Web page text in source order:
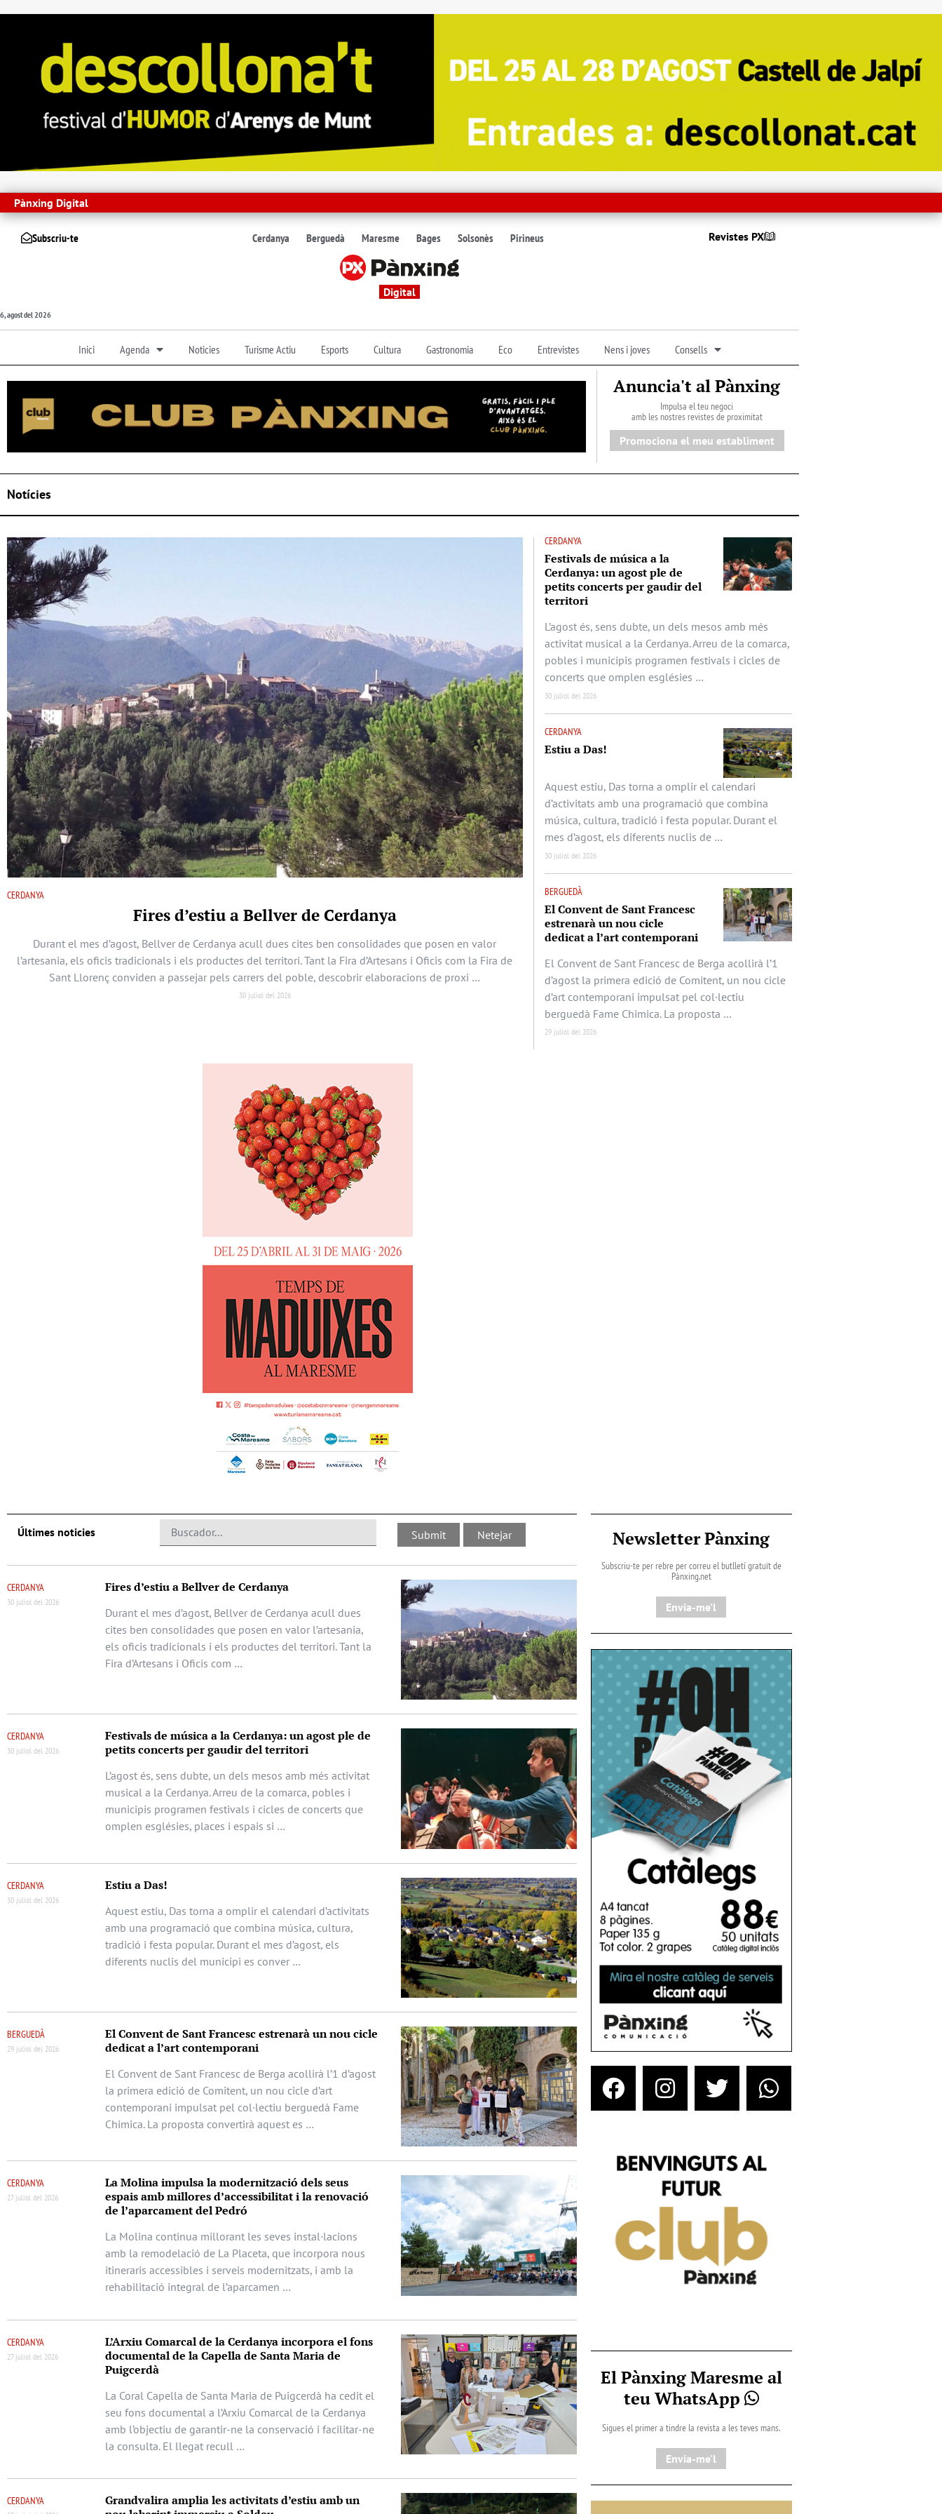
Pànxing Digital
Subscriu-te Cerdanya Berguedà Maresme Bages Solsonès Pirineus Revistes PX
Digital
6, agost del 2026
Inici Agenda Noticies Turisme Actiu Esports Cultura Gastronomia Eco Entrevistes Nens i joves Consells
Anuncia't al Pànxing
Impulsa el teu negoci
amb les nostres revistes de proximitat
Promociona el meu establiment
Notícies
CERDANYA
Fires d’estiu a Bellver de Cerdanya
Durant el mes d’agost, Bellver de Cerdanya acull dues cites ben consolidades que posen en valor
l’artesania, els oficis tradicionals i els productes del territori. Tant la Fira d’Artesans i Oficis com la Fira de
Sant Llorenç conviden a passejar pels carrers del poble, descobrir elaboracions de proxi …
30 juliol del 2026
CERDANYA
Festivals de música a la
Cerdanya: un agost ple de
petits concerts per gaudir del
territori
L’agost és, sens dubte, un dels mesos amb més
activitat musical a la Cerdanya. Arreu de la comarca,
pobles i municipis programen festivals i cicles de
concerts que omplen esglésies …
30 juliol del 2026
CERDANYA
Estiu a Das!
Aquest estiu, Das torna a omplir el calendari
d’activitats amb una programació que combina
música, cultura, tradició i festa popular. Durant el
mes d’agost, els diferents nuclis de …
30 juliol del 2026
BERGUEDÀ
El Convent de Sant Francesc
estrenarà un nou cicle
dedicat a l’art contemporani
El Convent de Sant Francesc de Berga acollirà l’1
d’agost la primera edició de Comitent, un nou cicle
d’art contemporani impulsat pel col·lectiu
berguedà Fame Chimica. La proposta …
29 juliol del 2026
Últimes noticies
CERDANYA
30 juliol del 2026
Fires d’estiu a Bellver de Cerdanya
Durant el mes d’agost, Bellver de Cerdanya acull dues
cites ben consolidades que posen en valor l’artesania,
els oficis tradicionals i els productes del territori. Tant la
Fira d’Artesans i Oficis com …
CERDANYA
30 juliol del 2026
Festivals de música a la Cerdanya: un agost ple de
petits concerts per gaudir del territori
L’agost és, sens dubte, un dels mesos amb més activitat
musical a la Cerdanya. Arreu de la comarca, pobles i
municipis programen festivals i cicles de concerts que
omplen esglésies, places i espais si …
CERDANYA
30 juliol del 2026
Estiu a Das!
Aquest estiu, Das torna a omplir el calendari d’activitats
amb una programació que combina música, cultura,
tradició i festa popular. Durant el mes d’agost, els
diferents nuclis del municipi es conver …
BERGUEDÀ
29 juliol del 2026
El Convent de Sant Francesc estrenarà un nou cicle
dedicat a l’art contemporani
El Convent de Sant Francesc de Berga acollirà l’1 d’agost
la primera edició de Comitent, un nou cicle d’art
contemporani impulsat pel col·lectiu berguedà Fame
Chimica. La proposta convertirà aquest es …
CERDANYA
27 juliol del 2026
La Molina impulsa la modernització dels seus
espais amb millores d’accessibilitat i la renovació
de l’aparcament del Pedró
La Molina continua millorant les seves instal·lacions
amb la remodelació de La Placeta, que incorpora nous
itineraris accessibles i serveis modernitzats, i amb la
rehabilitació integral de l’aparcamen …
CERDANYA
27 juliol del 2026
L’Arxiu Comarcal de la Cerdanya incorpora el fons
documental de la Capella de Santa Maria de
Puigcerdà
La Coral Capella de Santa Maria de Puigcerdà ha cedit el
seu fons documental a l’Arxiu Comarcal de la Cerdanya
amb l’objectiu de garantir-ne la conservació i facilitar-ne
la consulta. El llegat recull …
CERDANYA
Grandvalira amplia les activitats d’estiu amb un
Newsletter Pànxing
Subscriu-te per rebre per correu el butlletí gratuït de
Pànxing.net​
Envia-me'l
El Pànxing Maresme al
teu WhatsApp
Sigues el primer a tindre la revista a les teves mans.
Envia-me'l